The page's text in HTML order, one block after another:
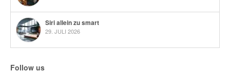
Siri allein zu smart
29. JULI 2026
Follow us